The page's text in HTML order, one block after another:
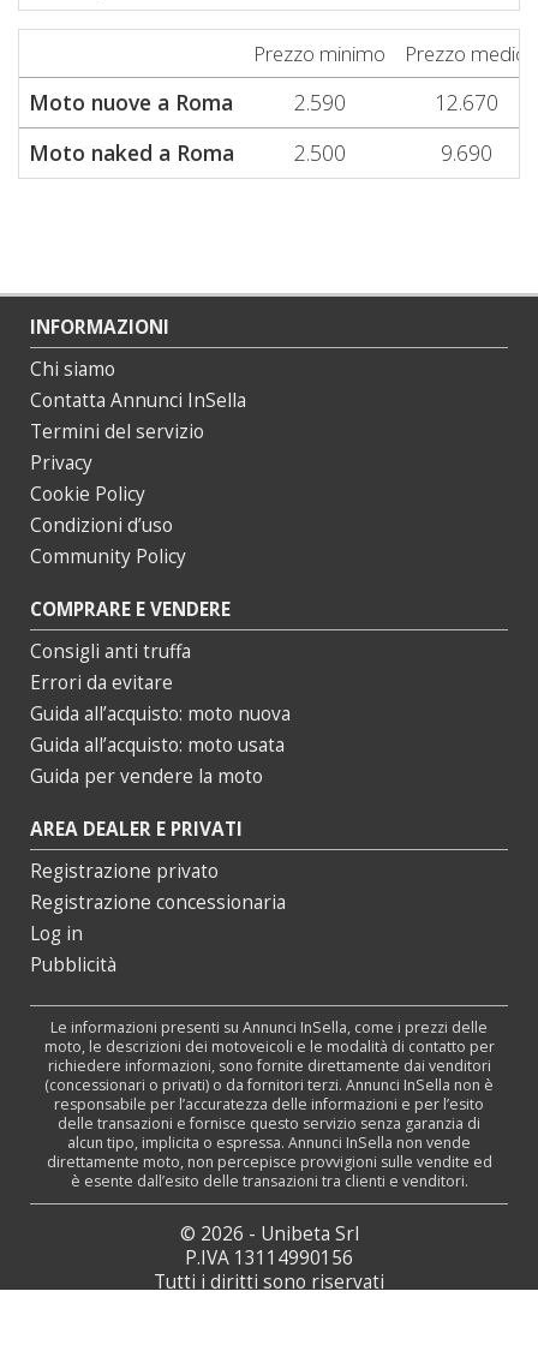
Prezzo minimo Prezzo medio
Moto nuove a Roma 2.590
12.670
Moto naked a Roma
2.500 9.690
INFORMAZIONI
Chi siamo
Contatta Annunci InSella
Termini del servizio
Privacy
Cookie Policy
Condizioni d’uso
Community Policy
COMPRARE E VENDERE
Consigli anti truffa
Errori da evitare
Guida all’acquisto: moto nuova
Guida all’acquisto: moto usata
Guida per vendere la moto
AREA DEALER E PRIVATI
Registrazione privato
Registrazione concessionaria
Log in
Pubblicità
Le informazioni presenti su Annunci InSella, come i prezzi delle
moto, le descrizioni dei motoveicoli e le modalità di contatto per
richiedere informazioni, sono fornite direttamente dai venditori
(concessionari o privati) o da fornitori terzi. Annunci InSella non è
responsabile per l’accuratezza delle informazioni e per l’esito
delle transazioni e fornisce questo servizio senza garanzia di
alcun tipo, implicita o espressa. Annunci InSella non vende
direttamente moto, non percepisce provvigioni sulle vendite ed
è esente dall’esito delle transazioni tra clienti e venditori.
© 2026 - Unibeta Srl
P.IVA 13114990156
Tutti i diritti sono riservati